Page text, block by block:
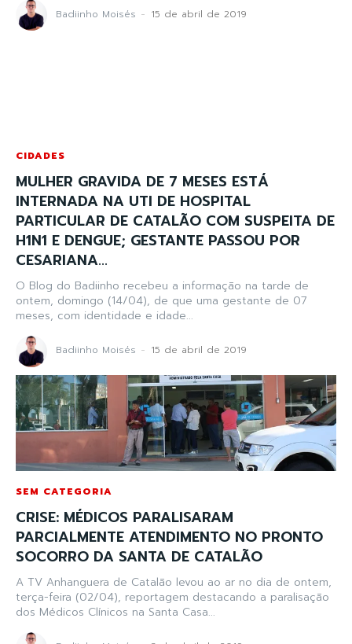
Badiinho Moisés - 15 de abril de 2019
CIDADES
MULHER GRAVIDA DE 7 MESES ESTÁ
INTERNADA NA UTI DE HOSPITAL
PARTICULAR DE CATALÃO COM SUSPEITA DE
H1N1 E DENGUE; GESTANTE PASSOU POR
CESARIANA...
O Blog do Badiinho recebeu a informação na tarde de
ontem, domingo (14/04), de que uma gestante de 07
meses, com identidade e idade...
Badiinho Moisés - 15 de abril de 2019
SEM CATEGORIA
CRISE: MÉDICOS PARALISARAM
PARCIALMENTE ATENDIMENTO NO PRONTO
SOCORRO DA SANTA DE CATALÃO
A TV Anhanguera de Catalão levou ao ar no dia de ontem,
terça-feira (02/04), reportagem destacando a paralisação
dos Médicos Clínicos na Santa Casa...